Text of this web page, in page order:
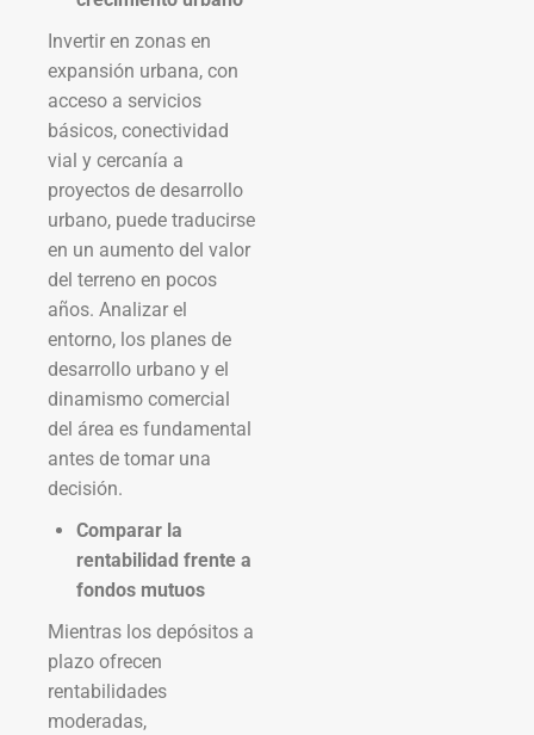
Invertir en zonas en
expansión urbana, con
acceso a servicios
básicos, conectividad
vial y cercanía a
proyectos de desarrollo
urbano, puede traducirse
en un aumento del valor
del terreno en pocos
años. Analizar el
entorno, los planes de
desarrollo urbano y el
dinamismo comercial
del área es fundamental
antes de tomar una
decisión.
Comparar la
rentabilidad frente a
fondos mutuos
Mientras los depósitos a
plazo ofrecen
rentabilidades
moderadas,